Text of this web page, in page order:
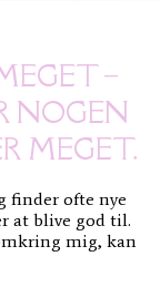
–
NOGEN
MEGET.
finder ofte nye
at blive god til.
mig, kan